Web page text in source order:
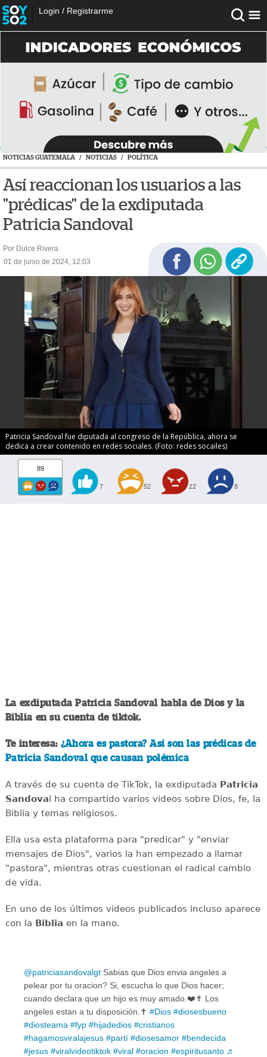
Login / Registrarme
NOTICIAS GUATEMALA / NOTICIAS / POLÍTICA
Así reaccionan los usuarios a las
"prédicas" de la exdiputada
Patricia Sandoval
Por Dulce Rivera
01 de junio de 2024, 12:03
Patricia Sandoval fue diputada al congreso de la República, ahora se
dedica a crear contenido en redes sociales. (Foto: redes socailes)
89
7 52 22 8
La exdiputada Patricia Sandoval habla de Dios y la
Biblia en su cuenta de tiktok.
Te interesa: ¿Ahora es pastora? Así son las prédicas de
Patricia Sandoval que causan polémica
A través de su cuenta de TikTok, la exdiputada Patricia
Sandoval ha compartido varios videos sobre Dios, fe, la
Biblia y temas religiosos.
Ella usa esta plataforma para "predicar" y "enviar
mensajes de Dios", varios la han empezado a llamar
"pastora", mientras otras cuestionan el radical cambio
de vida.
En uno de los últimos videos publicados incluso aparece
con la Biblia en la mano.
@patriciasandovalgt Sabias que Dios envia angeles a
pelear por tu oracion? Si, escucha lo que Dios hacer;
cuando declara que un hijo es muy amado.❤️✝️ Los
angeles estan a tu disposición.✝️ #Dios #diosesbueno
#diosteama #fyp #hijadedios #cristianos
#hagamosviralajesus #partí #diosesamor #bendecida
#jesus #viralvideotiktok #viral #oracion #espiritusanto ♬